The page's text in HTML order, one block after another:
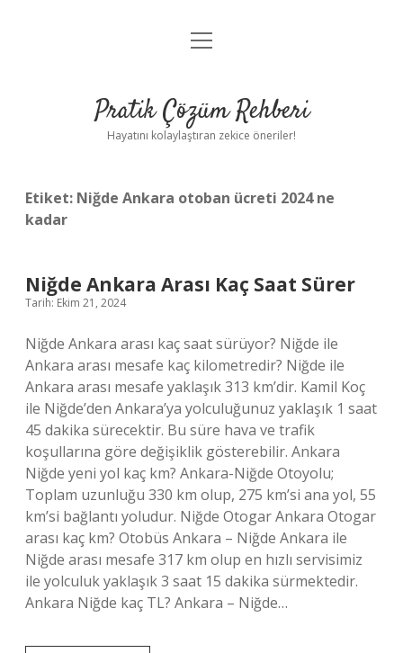
Anasayfa
Yasal Uyarı
menüyü
Pratik Çözüm Rehberi
Hayatını kolaylaştıran zekice öneriler!
Etiket: Niğde Ankara otoban ücreti 2024 ne
kadar
Niğde Ankara Arası Kaç Saat Sürer
Tarih: Ekim 21, 2024
Niğde Ankara arası kaç saat sürüyor? Niğde ile
Ankara arası mesafe kaç kilometredir? Niğde ile
Ankara arası mesafe yaklaşık 313 km’dir. Kamil Koç
ile Niğde’den Ankara’ya yolculuğunuz yaklaşık 1 saat
45 dakika sürecektir. Bu süre hava ve trafik
koşullarına göre değişiklik gösterebilir. Ankara
Niğde yeni yol kaç km? Ankara-Niğde Otoyolu;
Toplam uzunluğu 330 km olup, 275 km’si ana yol, 55
km’si bağlantı yoludur. Niğde Otogar Ankara Otogar
arası kaç km? Otobüs Ankara – Niğde Ankara ile
Niğde arası mesafe 317 km olup en hızlı servisimiz
ile yolculuk yaklaşık 3 saat 15 dakika sürmektedir.
Ankara Niğde kaç TL? Ankara – Niğde…